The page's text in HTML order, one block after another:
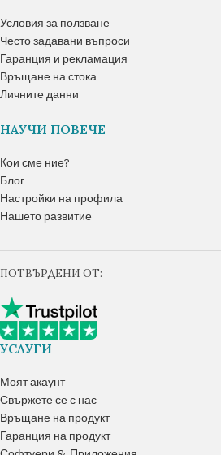
Условия за ползване
Често задавани въпроси
Гаранция и рекламация
Връщане на стока
Личните данни
НАУЧИ ПОВЕЧЕ
Кои сме ние?
Блог
Настройки на профила
Нашето развитие
ПОТВЪРДЕНИ ОТ:
УСЛУГИ
Моят акаунт
Свържете се с нас
Връщане на продукт
Гаранция на продукт